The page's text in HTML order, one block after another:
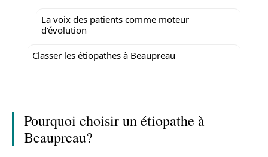
La voix des patients comme moteur
d’évolution
Classer les étiopathes à Beaupreau
Pourquoi choisir un étiopathe à
Beaupreau?